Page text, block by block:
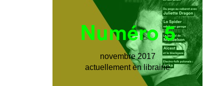
Numéro 5
novembre 2017
actuellement en librairie